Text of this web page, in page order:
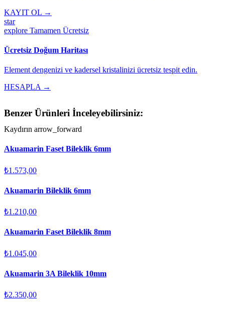
KAYIT OL →
star
explore Tamamen Ücretsiz
Ücretsiz Doğum Haritası
Element dengenizi ve kadersel kristalinizi ücretsiz tespit edin.
HESAPLA →
Benzer Ürünleri İnceleyebilirsiniz:
Kaydırın arrow_forward
Akuamarin Faset Bileklik 6mm
₺1.573,00
Akuamarin Bileklik 6mm
₺1.210,00
Akuamarin Faset Bileklik 8mm
₺1.045,00
Akuamarin 3A Bileklik 10mm
₺2.350,00